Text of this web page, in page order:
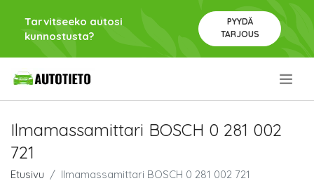
Tarvitseeko autosi
kunnostusta?
PYYDÄ
TARJOUS
Ilmamassamittari BOSCH 0 281 002
721
Etusivu Ilmamassamittari BOSCH 0 281 002 721